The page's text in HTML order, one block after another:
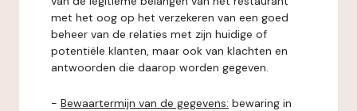
met het oog op het verzekeren van een goed
beheer van de relaties met zijn huidige of
potentiële klanten, maar ook van klachten en
antwoorden die daarop worden gegeven.
- Bewaartermijn van de gegevens: bewaring in